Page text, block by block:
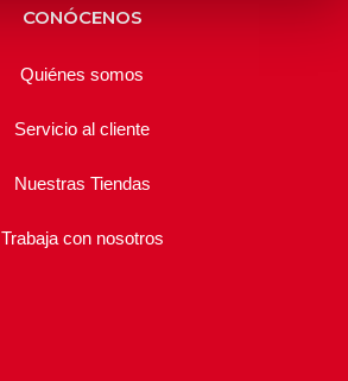
CONÓCENOS
Quiénes somos
Servicio al cliente
Nuestras Tiendas
Trabaja con nosotros